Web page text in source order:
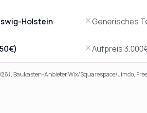
Holstein Generisches
Aufpreis
Baukasten-Anbieter Wix/Squarespace/Jimdo,